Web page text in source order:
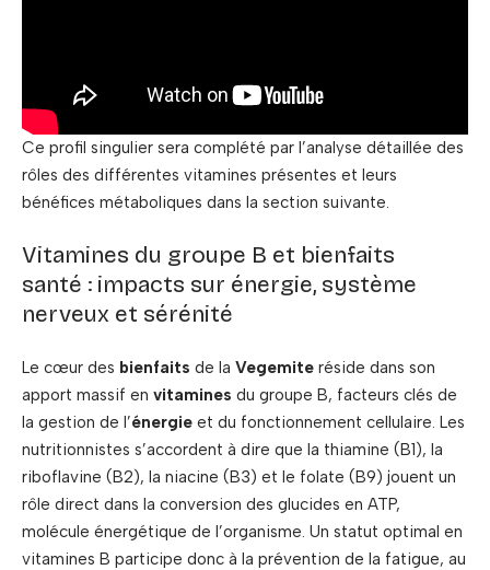
Ce profil singulier sera complété par l’analyse détaillée des
rôles des différentes vitamines présentes et leurs
bénéfices métaboliques dans la section suivante.
Vitamines du groupe B et bienfaits
santé : impacts sur énergie, système
nerveux et sérénité
Le cœur des bienfaits de la Vegemite réside dans son
apport massif en vitamines du groupe B, facteurs clés de
la gestion de l’énergie et du fonctionnement cellulaire. Les
nutritionnistes s’accordent à dire que la thiamine (B1), la
riboflavine (B2), la niacine (B3) et le folate (B9) jouent un
rôle direct dans la conversion des glucides en ATP,
molécule énergétique de l’organisme. Un statut optimal en
vitamines B participe donc à la prévention de la fatigue, au